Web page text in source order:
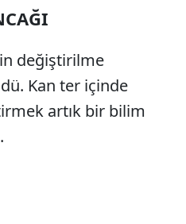
değiştirilme
Kan ter içinde
artık bir bilim